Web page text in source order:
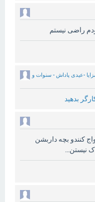
راضی نیستم
-عیدی پاداش - سنوات و
بدهيد
کنندو بچه داربشن
نیستن...